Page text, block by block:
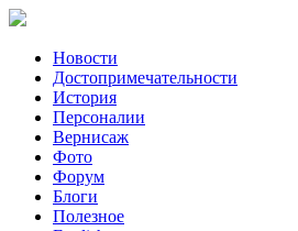
Новости
Достопримечательности
История
Персоналии
Вернисаж
Фото
Форум
Блоги
Полезное